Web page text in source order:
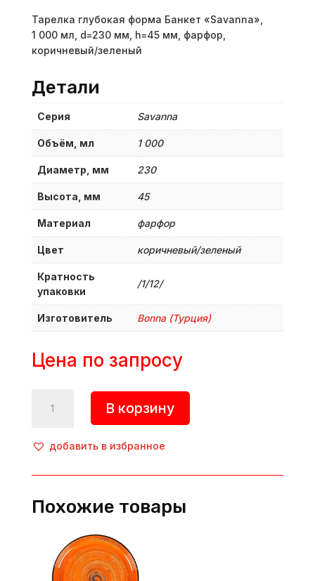
Тарелка глубокая форма Банкет «Savanna»,
1 000 мл, d=230 мм, h=45 мм, фарфор,
коричневый/зеленый
Детали
Серия Savanna
Объём, мл 1 000
Диаметр, мм 230
Высота, мм 45
Материал фарфор
Цвет коричневый/зеленый
Кратность
упаковки
/1/12/
Изготовитель Bonna (Турция)
Цена по запросу
товара
глубокая
Банкет
1 000
h=45
В корзину
добавить в избранное
Похожие товары